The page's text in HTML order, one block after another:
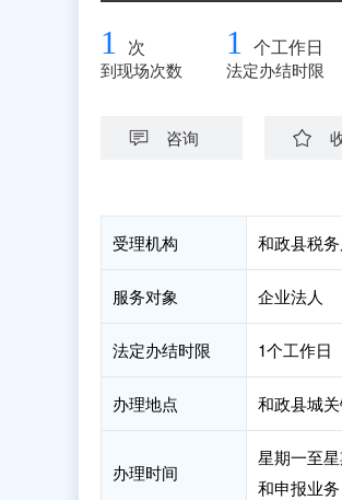
1 次
到现场次数
1 个工作日
法定办结时限
咨询
受理机构 和政县税
服务对象 企业法人
法定办结时限 1个工作日
办理地点 和政县城
办理时间
星期一至
和申报业